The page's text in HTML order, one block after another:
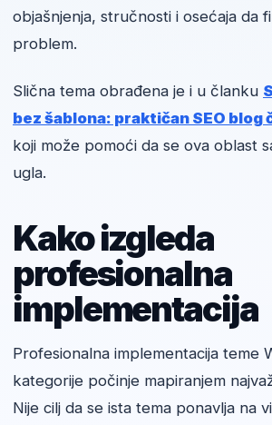
objašnjenja, stručnosti i osećaja da
problem.
Slična tema obrađena je i u članku
bez šablona: praktičan SEO blog
koji može pomoći da se ova oblast
ugla.
Kako izgleda
profesionalna
implementacija
Profesionalna implementacija teme
kategorije počinje mapiranjem
Nije cilj da se ista tema ponavlja na